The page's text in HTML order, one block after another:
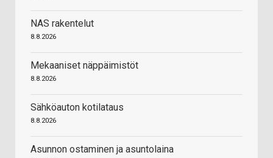
NAS rakentelut
8.8.2026
Mekaaniset näppäimistöt
8.8.2026
Sähköauton kotilataus
8.8.2026
Asunnon ostaminen ja asuntolaina